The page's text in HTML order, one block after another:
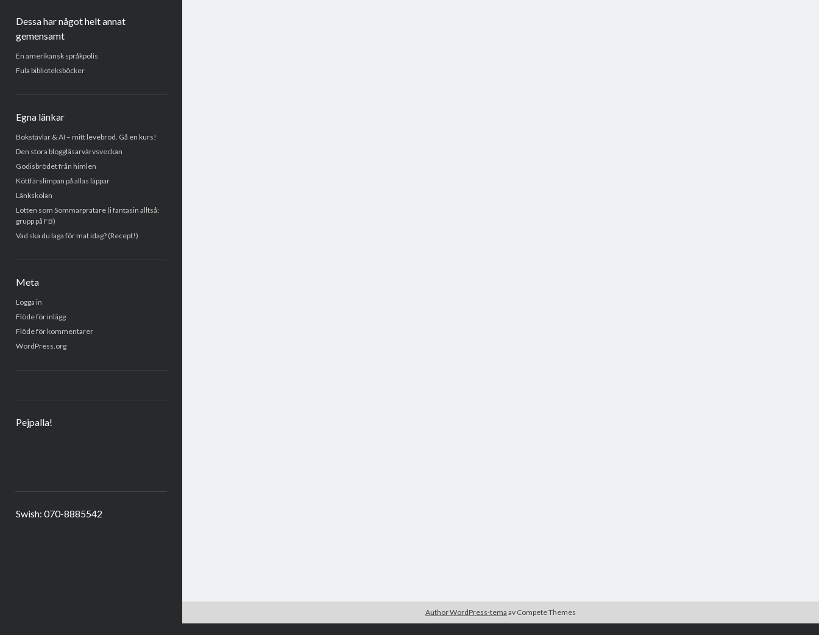
Dessa har något helt annat
gemensamt
En amerikansk språkpolis
Fula biblioteksböcker
Egna länkar
Bokstävlar & AI – mitt levebröd. Gå en kurs!
Den stora bloggläsarvärvsveckan
Godisbrödet från himlen
Köttfärslimpan på allas läppar
Länkskolan
Lotten som Sommarpratare (i fantasin alltså:
grupp på FB)
Vad ska du laga för mat idag? (Recept!)
Meta
Logga in
Flöde för inlägg
Flöde för kommentarer
WordPress.org
Pejpalla!
Swish: 070-8885542
Author WordPress-tema av Compete Themes